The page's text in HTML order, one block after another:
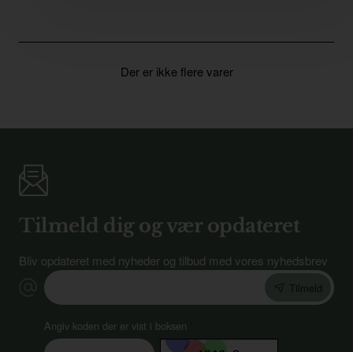
Der er ikke flere varer
Tilmeld dig og vær opdateret
Bliv opdateret med nyheder og tilbud med vores nyhedsbrev
Indtast
email
Tilmeld
Angiv koden der er vist i boksen